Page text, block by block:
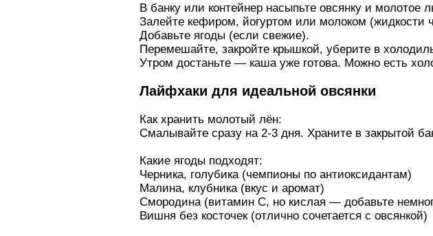
В банку или контейнер насыпьте овсянку и молотое
Залейте кефиром, йогуртом или молоком (жидкости
Добавьте ягоды (если свежие).
Перемешайте, закройте крышкой, уберите в
Утром достаньте — каша уже готова. Можно есть
Лайфхаки для идеальной овсянки
Как хранить молотый лён:
Смалывайте сразу на 2-3 дня. Храните в закрытой
Какие ягоды подходят:
Черника, голубика (чемпионы по антиоксидантам)
Малина, клубника (вкус и аромат)
Смородина (витамин С, но кислая — добавьте
Вишня без косточек (отлично сочетается с овсянкой)